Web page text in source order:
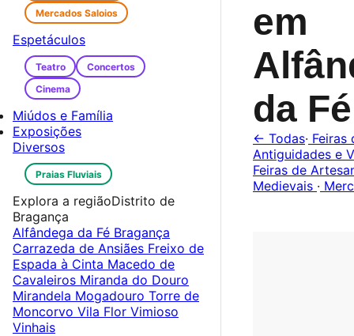
em
da
← Todas· Feiras
Antiguidades e
Feiras de
Medievais ·
Mercados Saloios
Espetáculos
Teatro
Concertos
Cinema
Miúdos e Família
Exposições
Diversos
Praias Fluviais
Explora a regiãoDistrito de
Bragança
Alfândega da Fé Bragança
Carrazeda de Ansiães Freixo de
Espada à Cinta Macedo de
Cavaleiros Miranda do Douro
Mirandela Mogadouro Torre de
Moncorvo Vila Flor Vimioso
Vinhais